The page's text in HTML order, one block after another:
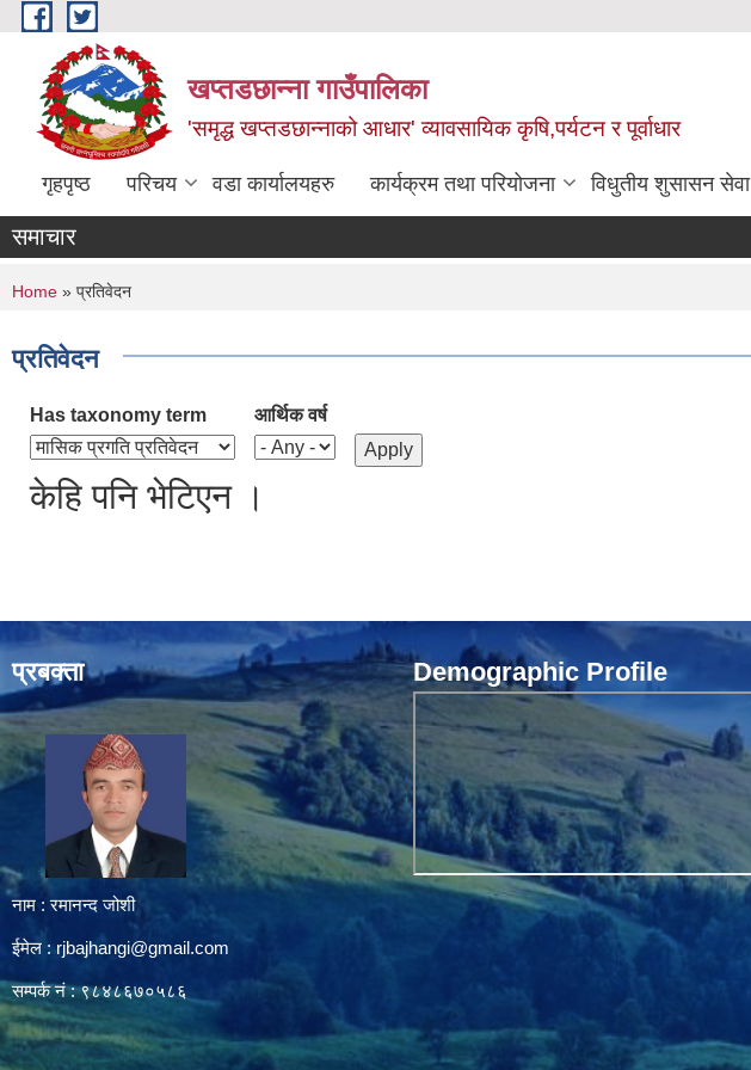
Skip to main content
खप्तडछान्ना गाउँपालिका
'समृद्ध खप्तडछान्नाको आधार' व्यावसायिक कृषि,पर्यटन र पूर्वाधार
गृहपृष्ठ परिचय वडा कार्यालयहरु कार्यक्रम तथा परियोजना विधुतीय शुसासन सेवा
समाचार
You are here
Home » प्रतिवेदन
प्रतिवेदन
Has taxonomy term आर्थिक वर्ष
केहि पनि भेटिएन ।
प्रबक्ता
नाम : रमानन्द जोशी
ईमेल :rjbajhangi@gmail.com
सम्पर्क नं : ९८४८६७०५८६
Demographic Profile